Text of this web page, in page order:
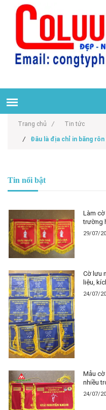
Trang chủ / Tin tức
/ Đâu là địa chỉ in băng
Tin nổi bật
Làm
trường
29/07/
Cờ lưu
liệu,
24/07/
Mẫu
nhiều
24/07/